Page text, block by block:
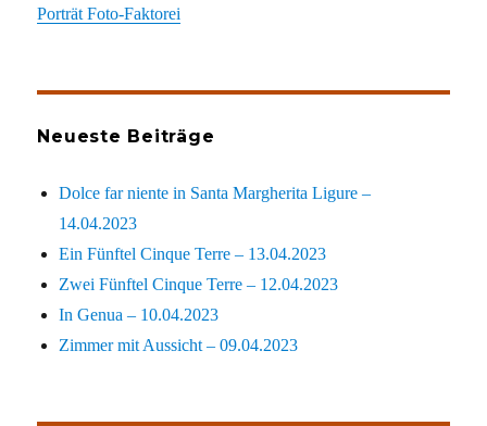
Porträt Foto-Faktorei
Neueste Beiträge
Dolce far niente in Santa Margherita Ligure –
14.04.2023
Ein Fünftel Cinque Terre – 13.04.2023
Zwei Fünftel Cinque Terre – 12.04.2023
In Genua – 10.04.2023
Zimmer mit Aussicht – 09.04.2023